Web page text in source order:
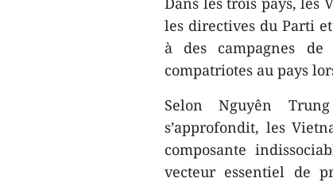
les directives du Parti
à des campagnes
compatriotes au pays
Selon Nguyên
s’approfondit, les
composante
vecteur essentiel de